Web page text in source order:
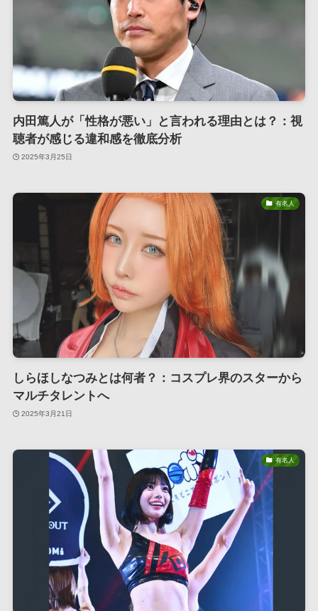
内田篤人が「性格が悪い」と言われる理由とは？：視
聴者が感じる違和感を徹底分析
2025年3月25日
有名人
しらほしなつみとは何者？：コスプレ界のスターから
マルチタレントへ
2025年3月21日
有名人